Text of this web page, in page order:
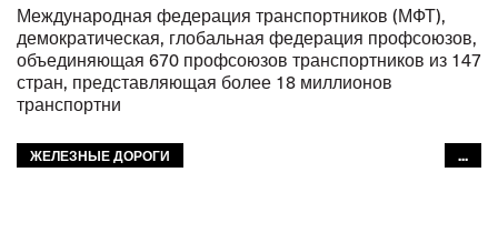
Международная федерация транспортников (МФТ),
демократическая, глобальная федерация профсоюзов,
объединяющая 670 профсоюзов транспортников из 147
стран, представляющая более 18 миллионов
транспортни
ЖЕЛЕЗНЫЕ ДОРОГИ
...